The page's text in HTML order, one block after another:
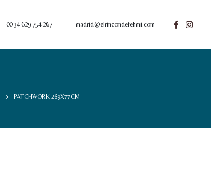
00 34 629 754 267 madrid@elrincondefehmi.com
PATCHWORK 269X77CM